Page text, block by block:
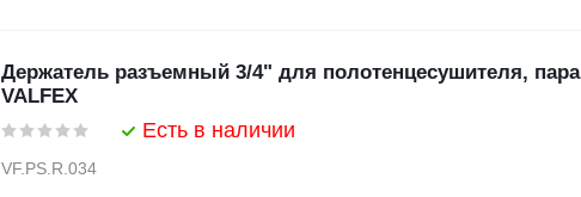
Держатель разъемный 3/4" для полотенцесушителя, пара
VALFEX
Есть в наличии
VF.PS.R.034